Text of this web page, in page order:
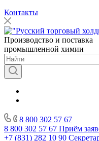
Контакты
Производство и поставка
промышленной химии
8 800 302 57 67
8 800 302 57 67 Приём
+7 (831) 282 10 90